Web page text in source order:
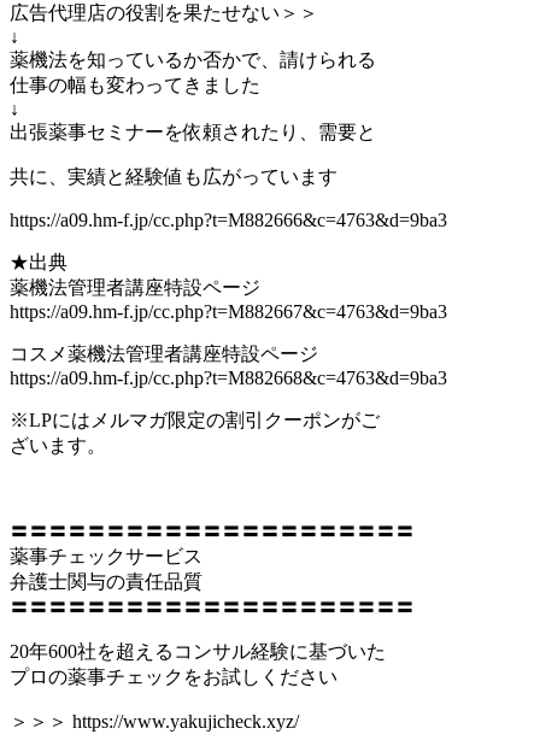
広告代理店の役割を果たせない＞＞
↓
薬機法を知っているか否かで、請けられる
仕事の幅も変わってきました
↓
出張薬事セミナーを依頼されたり、需要と
共に、実績と経験値も広がっています
https://a09.hm-f.jp/cc.php?t=M882666&c=4763&d=9ba3
★出典
薬機法管理者講座特設ページ
https://a09.hm-f.jp/cc.php?t=M882667&c=4763&d=9ba3
コスメ薬機法管理者講座特設ページ
https://a09.hm-f.jp/cc.php?t=M882668&c=4763&d=9ba3
※LPにはメルマガ限定の割引クーポンがご
ざいます。
〓〓〓〓〓〓〓〓〓〓〓〓〓〓〓〓〓〓〓〓〓
薬事チェックサービス
弁護士関与の責任品質
〓〓〓〓〓〓〓〓〓〓〓〓〓〓〓〓〓〓〓〓〓
20年600社を超えるコンサル経験に基づいた
プロの薬事チェックをお試しください
＞＞＞ https://www.yakujicheck.xyz/